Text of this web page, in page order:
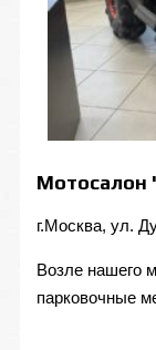
Мотосалон
г.Москва, ул.
Возле нашего
парковочные